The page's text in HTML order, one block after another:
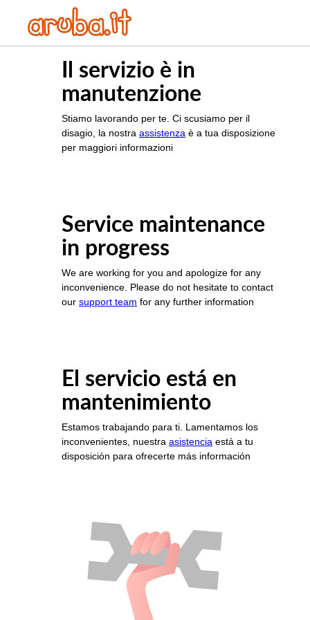
Il servizio è in
manutenzione
Stiamo lavorando per te. Ci scusiamo per il
disagio, la nostra assistenza è a tua disposizione
per maggiori informazioni
Service maintenance
in progress
We are working for you and apologize for any
inconvenience. Please do not hesitate to contact
our support team for any further information
El servicio está en
mantenimiento
Estamos trabajando para ti. Lamentamos los
inconvenientes, nuestra asistencia está a tu
disposición para ofrecerte más información